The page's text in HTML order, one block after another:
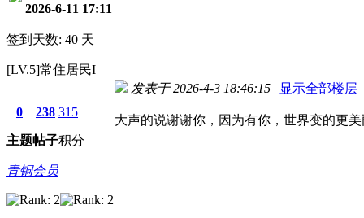
2026-6-11 17:11
签到天数: 40 天
[LV.5]常住居民I
0
主题
238
帖子
315
积分
青铜会员
发表于 2026-4-3 18:46:15 | 显示全部楼层
大声的说谢谢你，因为有你，世界变的更